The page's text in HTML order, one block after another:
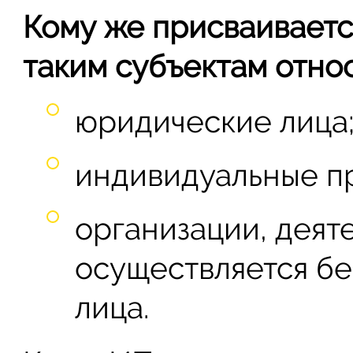
Кому же
таким субъектам
юридические
индивидуальные
организации,
осуществляется
лица.